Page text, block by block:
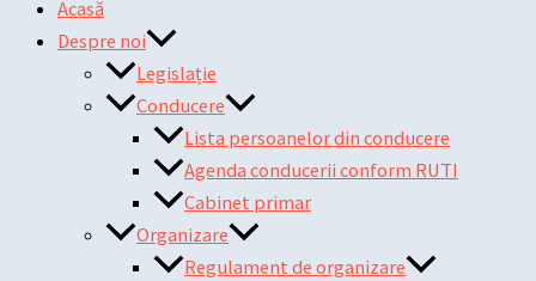
Acasă
Despre noi
Legislație
Conducere
Lista persoanelor din conducere
Agenda conducerii conform RUTI
Cabinet primar
Organizare
Regulament de organizare